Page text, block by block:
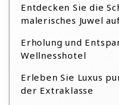
Entdecken Sie die
malerisches Juwel
Erholung und
Wellnesshotel
Erleben Sie Luxus
der Extraklasse